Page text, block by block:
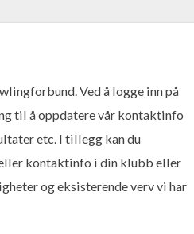
Ved å logge inn på
til å oppdatere vår kontaktinfo
etc. I tillegg kan du
kontaktinfo i din klubb eller
og eksisterende verv vi har